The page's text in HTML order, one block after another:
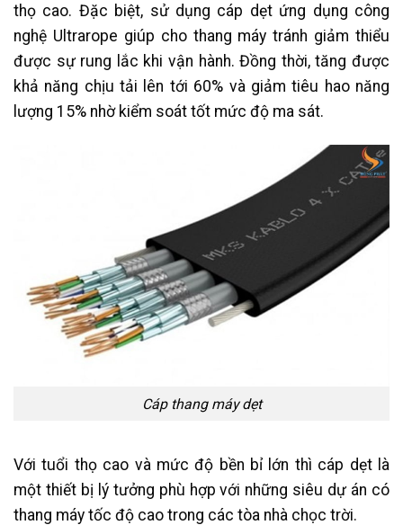
thọ cao. Đặc biệt, sử dụng cáp dẹt ứng dụng công
nghệ Ultrarope giúp cho thang máy tránh giảm thiểu
được sự rung lắc khi vận hành. Đồng thời, tăng được
khả năng chịu tải lên tới 60% và giảm tiêu hao năng
lượng 15% nhờ kiểm soát tốt mức độ ma sát.
Cáp thang máy dẹt
Với tuổi thọ cao và mức độ bền bỉ lớn thì cáp dẹt là
một thiết bị lý tưởng phù hợp với những siêu dự án có
thang máy tốc độ cao trong các tòa nhà chọc trời.